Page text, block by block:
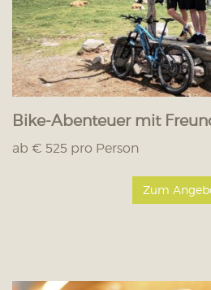
Bike-Abenteuer mit
ab € 525 pro Person
Zum